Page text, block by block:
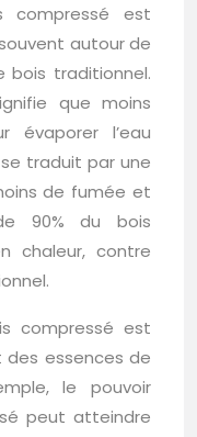
compressé est
autour de
bois traditionnel.
que moins
évaporer l’eau
traduit par une
de fumée et
90% du bois
chaleur, contre
compressé est
des essences de
le pouvoir
peut atteindre